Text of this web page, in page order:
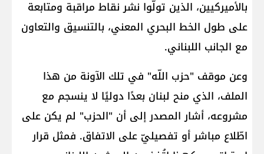
بالأميركيين، الذين تولّوا نشر نقاط مراقبة ومتابعة
على طول الخط البحري المعني، بالتنسيق والتعاون
مع الجانب اللبناني.
وعن موقف "حزب اللّه" في تلك الآونة من هذا
الملف، الذي منح لبنان بعدًا دوليًا لا ينسجم مع
مشروعه، أشار المصدر إلى أن "الحزب" لم يكن على
اطّلاع مباشر أو تفصيليّ على الاتفاق. فمثل قرار